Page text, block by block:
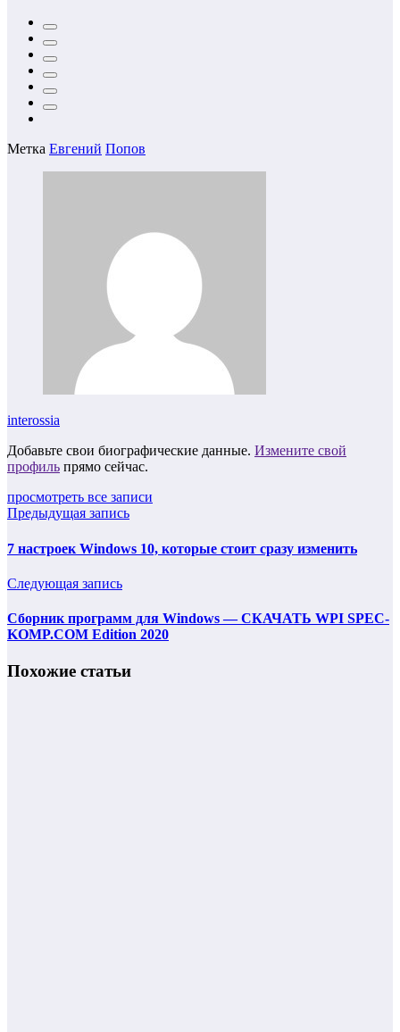
Метка Евгений Попов
interossia
Добавьте свои биографические данные. Измените свой
профиль прямо сейчас.
просмотреть все записи
Предыдущая запись
7 настроек Windows 10, которые стоит сразу изменить
Следующая запись
Сборник программ для Windows — СКАЧАТЬ WPI SPEC-
KOMP.COM Edition 2020
Похожие статьи